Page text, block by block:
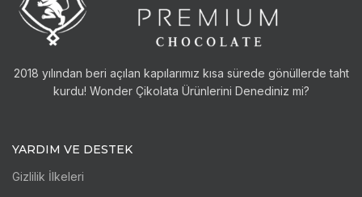
2018 yılından beri açılan kapılarımız kısa sürede gönüllerde taht
kurdu! Wonder Çikolata Ürünlerini Denediniz mi?
YARDIM VE DESTEK
Gizlilik İlkeleri